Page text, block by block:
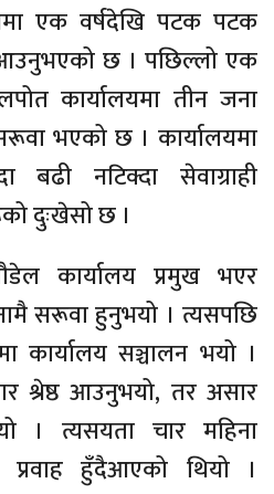
एक वर्षदेखि पटक पटक
छ । पछिल्लो एक
कार्यालयमा तीन जना
भएको छ । कार्यालयमा
बढी नटिक्दा सेवाग्राही
दुःखेसो छ ।
कार्यालय प्रमुख भएर
सरूवा हुनुभयो । त्यसपछि
कार्यालय सञ्चालन भयो ।
श्रेष्ठ आउनुभयो, तर असार
। त्यसयता चार महिना
प्रवाह हुँदैआएको थियो ।